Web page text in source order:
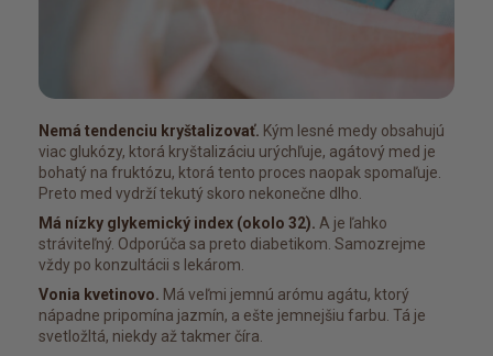
Nemá tendenciu kryštalizovať. Kým lesné medy obsahujú
viac glukózy, ktorá kryštalizáciu urýchľuje, agátový med je
bohatý na fruktózu, ktorá tento proces naopak spomaľuje.
Preto med vydrží tekutý skoro nekonečne dlho.
Má nízky glykemický index (okolo 32). A je ľahko
stráviteľný. Odporúča sa preto diabetikom. Samozrejme
vždy po konzultácii s lekárom.
Vonia kvetinovo. Má veľmi jemnú arómu agátu, ktorý
nápadne pripomína jazmín, a ešte jemnejšiu farbu. Tá je
svetložltá, niekdy až takmer číra.